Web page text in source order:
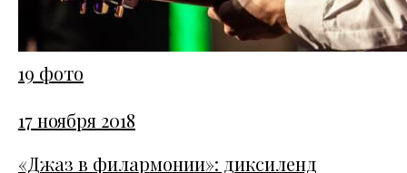
19 фото
17 ноября 2018
«Джаз в филармонии»: диксиленд